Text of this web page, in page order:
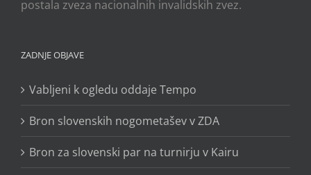
postala zveza nacionalnih invalidskih zvez.
ZADNJE OBJAVE
Vabljeni k ogledu oddaje Tempo
Bron slovenskih nogometašev v ZDA
Bron za slovenski par na turnirju v Kairu